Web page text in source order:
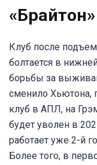
«Брайтон»
Клуб после
болтается в
борьбы за
сменило Хьютона,
клуб в АПЛ, на
будет уволен в
работает уже 2-й
Более того, в